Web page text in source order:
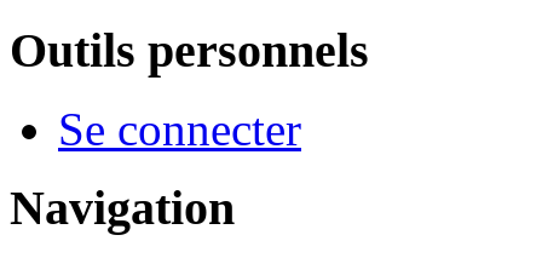
Outils personnels
Se connecter
Navigation